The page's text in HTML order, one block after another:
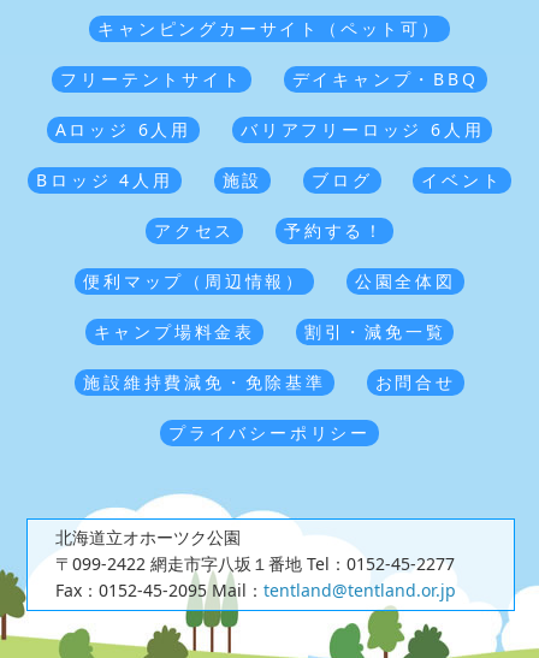
キャンピングカーサイト（ペット可）
フリーテントサイト デイキャンプ・BBQ
Aロッジ 6人用 バリアフリーロッジ 6人用
Bロッジ 4人用 施設 ブログ イベント
アクセス 予約する！
便利マップ（周辺情報） 公園全体図
キャンプ場料金表 割引・減免一覧
施設維持費減免・免除基準 お問合せ
プライバシーポリシー
北海道立オホーツク公園
〒099-2422 網走市字八坂１番地 Tel：0152-45-2277
Fax：0152-45-2095Mail： tentland@tentland.or.jp